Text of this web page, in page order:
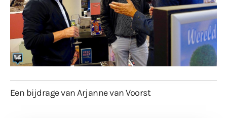
Een bijdrage van Arjanne van Voorst